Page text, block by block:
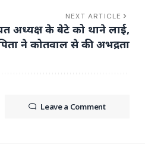
NEXT ARTICLE
अध्यक्ष के बेटे को थाने लाई,
ने कोतवाल से की अभद्रता
Leave a Comment